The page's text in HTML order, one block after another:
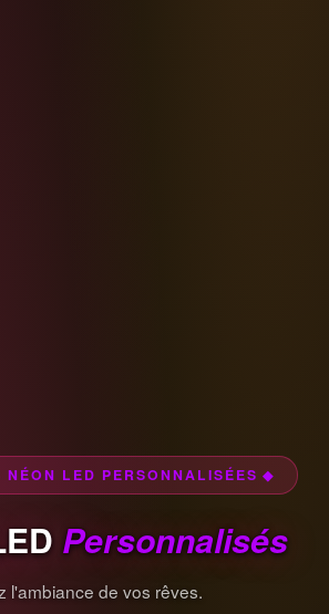
NÉON LED PERSONNALISÉES ◆
Personnalisés
l'ambiance de vos rêves.